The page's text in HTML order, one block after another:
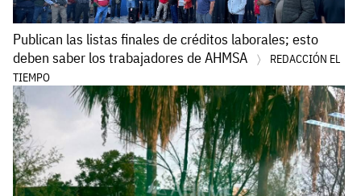
Publican las listas finales de créditos laborales; esto
deben saber los trabajadores de AHMSA
REDACCIÓN EL
TIEMPO